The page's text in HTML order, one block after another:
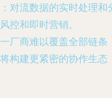
：对流数据的实时处理
控和即时营销。
一厂商难以覆盖全部链
构建更紧密的协作生态